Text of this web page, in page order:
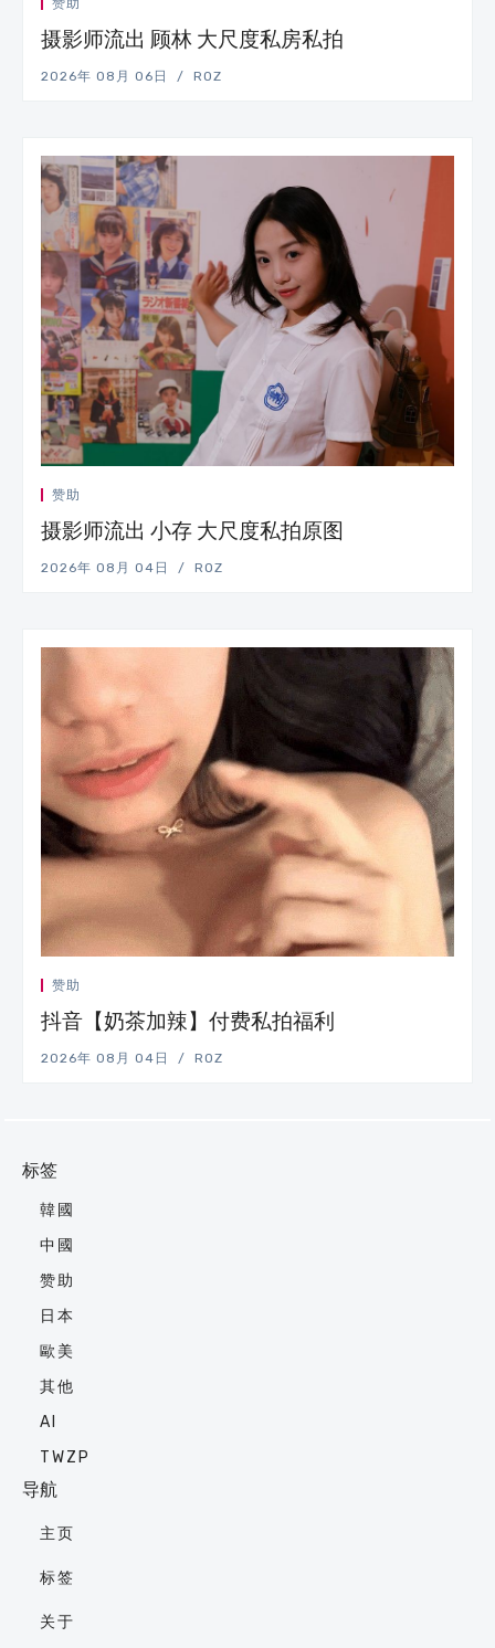
赞助
摄影师流出 顾林 大尺度私房私拍
2026年 08月 06日 ROZ
赞助
摄影师流出 小存 大尺度私拍原图
2026年 08月 04日 ROZ
赞助
抖音【奶茶加辣】付费私拍福利
2026年 08月 04日 ROZ
标签
韓國
中國
赞助
日本
歐美
其他
AI
TWZP
导航
主页
标签
关于